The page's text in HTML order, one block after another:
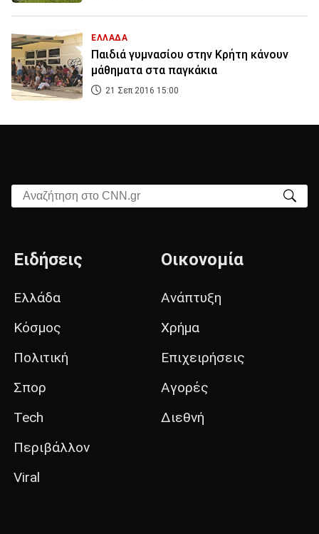
ΕΛΛΑΔΑ
Παιδιά γυμνασίου στην Κρήτη κάνουν
μάθηματα στα παγκάκια
21 Σεπ 2016 15:00
Αναζήτηση στο CNN.gr
Ειδήσεις
Ελλάδα
Κόσμος
Πολιτική
Σπορ
Tech
Περιβάλλον
Viral
Οικονομία
Ανάπτυξη
Χρήμα
Επιχειρήσεις
Αγορές
Διεθνή